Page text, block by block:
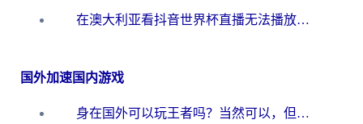
在澳大利亚看抖音世界杯直播无法播放？海外党体育观赛终极指南来了！
国外加速国内游戏
身在国外可以玩王者吗？当然可以，但你需要这份“加速”指南